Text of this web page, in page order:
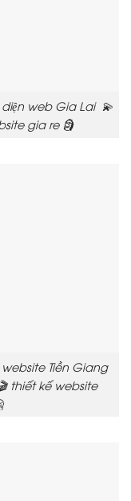
web Gia Lai 💫
gia re 🗿
Tiền Giang
thiết kế website